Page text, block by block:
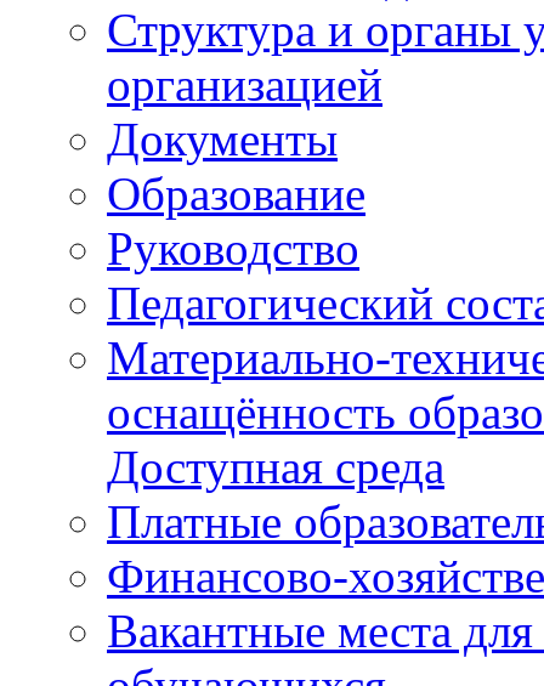
Структура и органы
организацией
Документы
Образование
Руководство
Педагогический
Материально-
оснащённость
Доступная среда
Платные
Финансово-
Вакантные места